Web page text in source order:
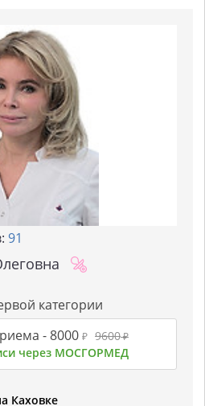
91
категории
-8000 ₽ 9600₽
через МОСГОРМЕД
Каховке